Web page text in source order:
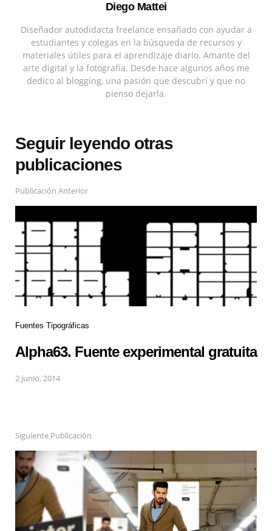
Diego Mattei
Diseñador autodidacta freelance ensañado con ayudar a
estudiantes y colegas en la búsqueda de recursos y
materiales útiles para el aprendizaje diario. Amante del
arte digital y la fotografía. Desde hace algunos años me
dedico al blogging, una pasión que descubrí y que no
pienso dejarla.
Seguir leyendo otras
publicaciones
Publicación Anterior
Fuentes Tipográficas
Alpha63. Fuente experimental gratuita
2 junio, 2014
Siguiente Publicación